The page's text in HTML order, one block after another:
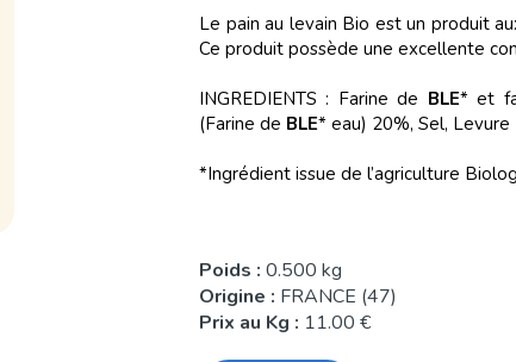
Le pain au levain Bio est un produit
Ce produit possède une excellente
INGREDIENTS : Farine de BLE* et
(Farine de BLE* eau) 20%, Sel, Levure
*Ingrédient issue de l’agriculture
Poids : 0.500 kg
Origine : FRANCE (47)
Prix au Kg : 11.00 €